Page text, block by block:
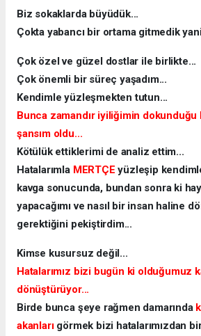
Biz sokaklarda büyüdük...
Çokta yabancı bir ortama gitmedik
Çok özel ve güzel dostlar ile birlikte...
Çok önemli bir süreç yaşadım...
Kendimle yüzleşmekten tutun...
Bunca zamandır iyiliğimin
şansım oldu...
Kötülük ettiklerimi de analiz ettim...
HatalarımlaMERTÇE yüzleşip
kavga sonucunda, bundan sonra ki
yapacağımı ve nasıl bir insan haline
gerektiğini pekiştirdim...
Kimse kusursuz değil...
Hatalarımız bizi bugün ki olduğumuz
dönüştürüyor...
Birde bunca şeye rağmen damarında
akanları görmek bizi hatalarımızdan